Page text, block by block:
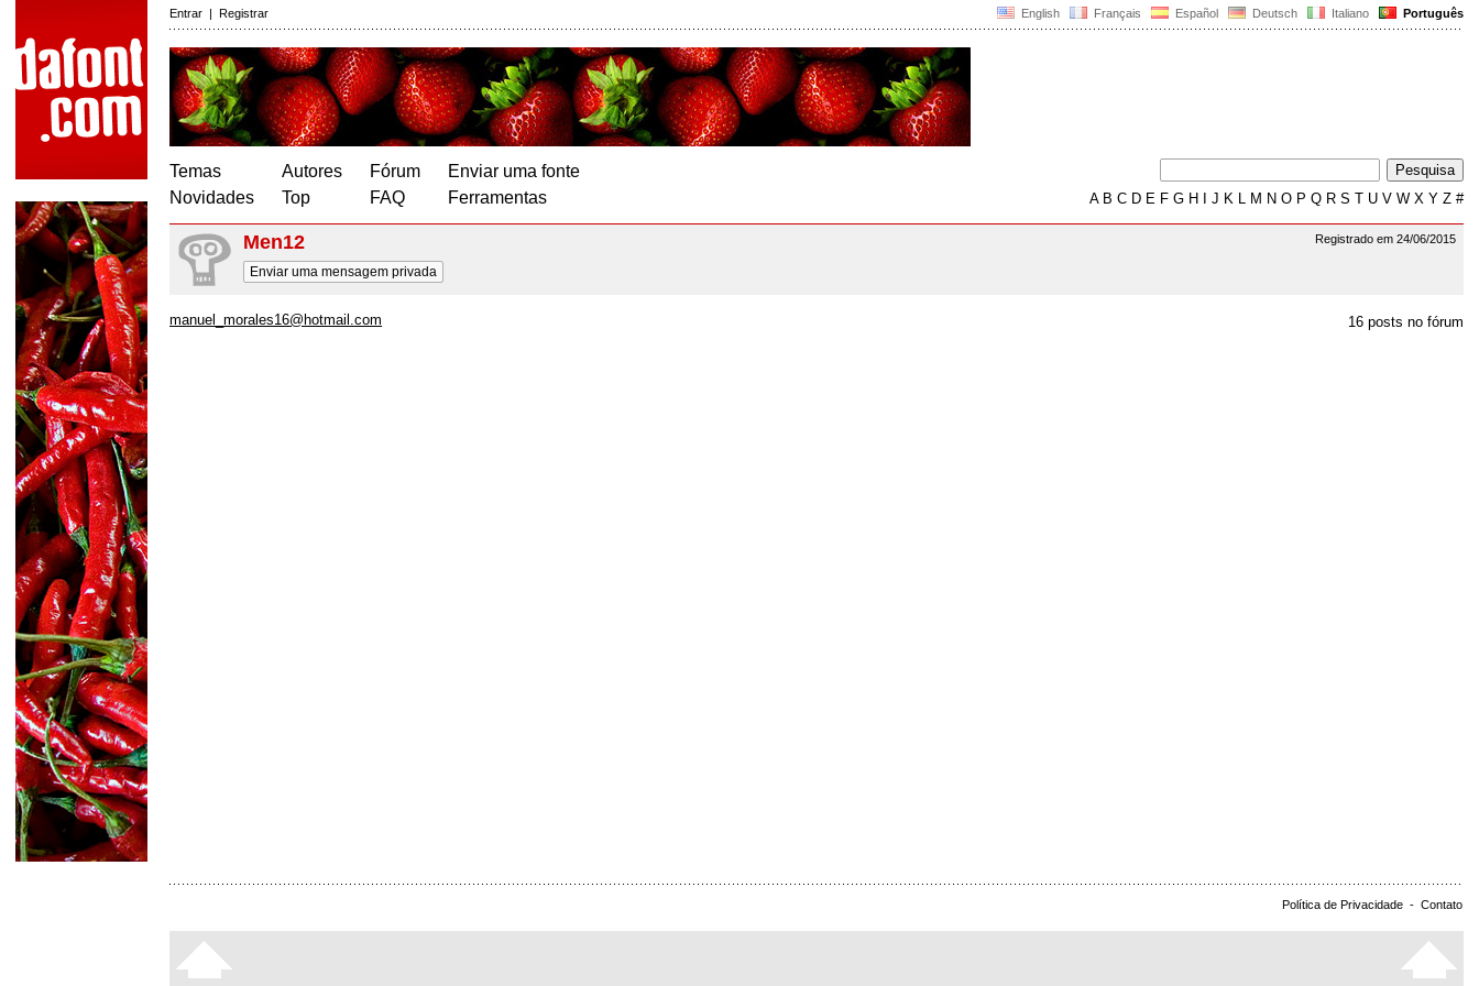
English Français Español Deutsch Italiano Português
Entrar | Registrar
Temas
Novidades
Autores
Top
Fórum
FAQ
Enviar uma fonte
Ferramentas
AB C D E F G H J K L M N O P Q R S T U V W X Y Z #
Registrado em 24/06/2015
Men12
Enviar uma mensagem privada
16 posts no fórum
manuel_morales16@hotmail.com
Política de Privacidade - Contato